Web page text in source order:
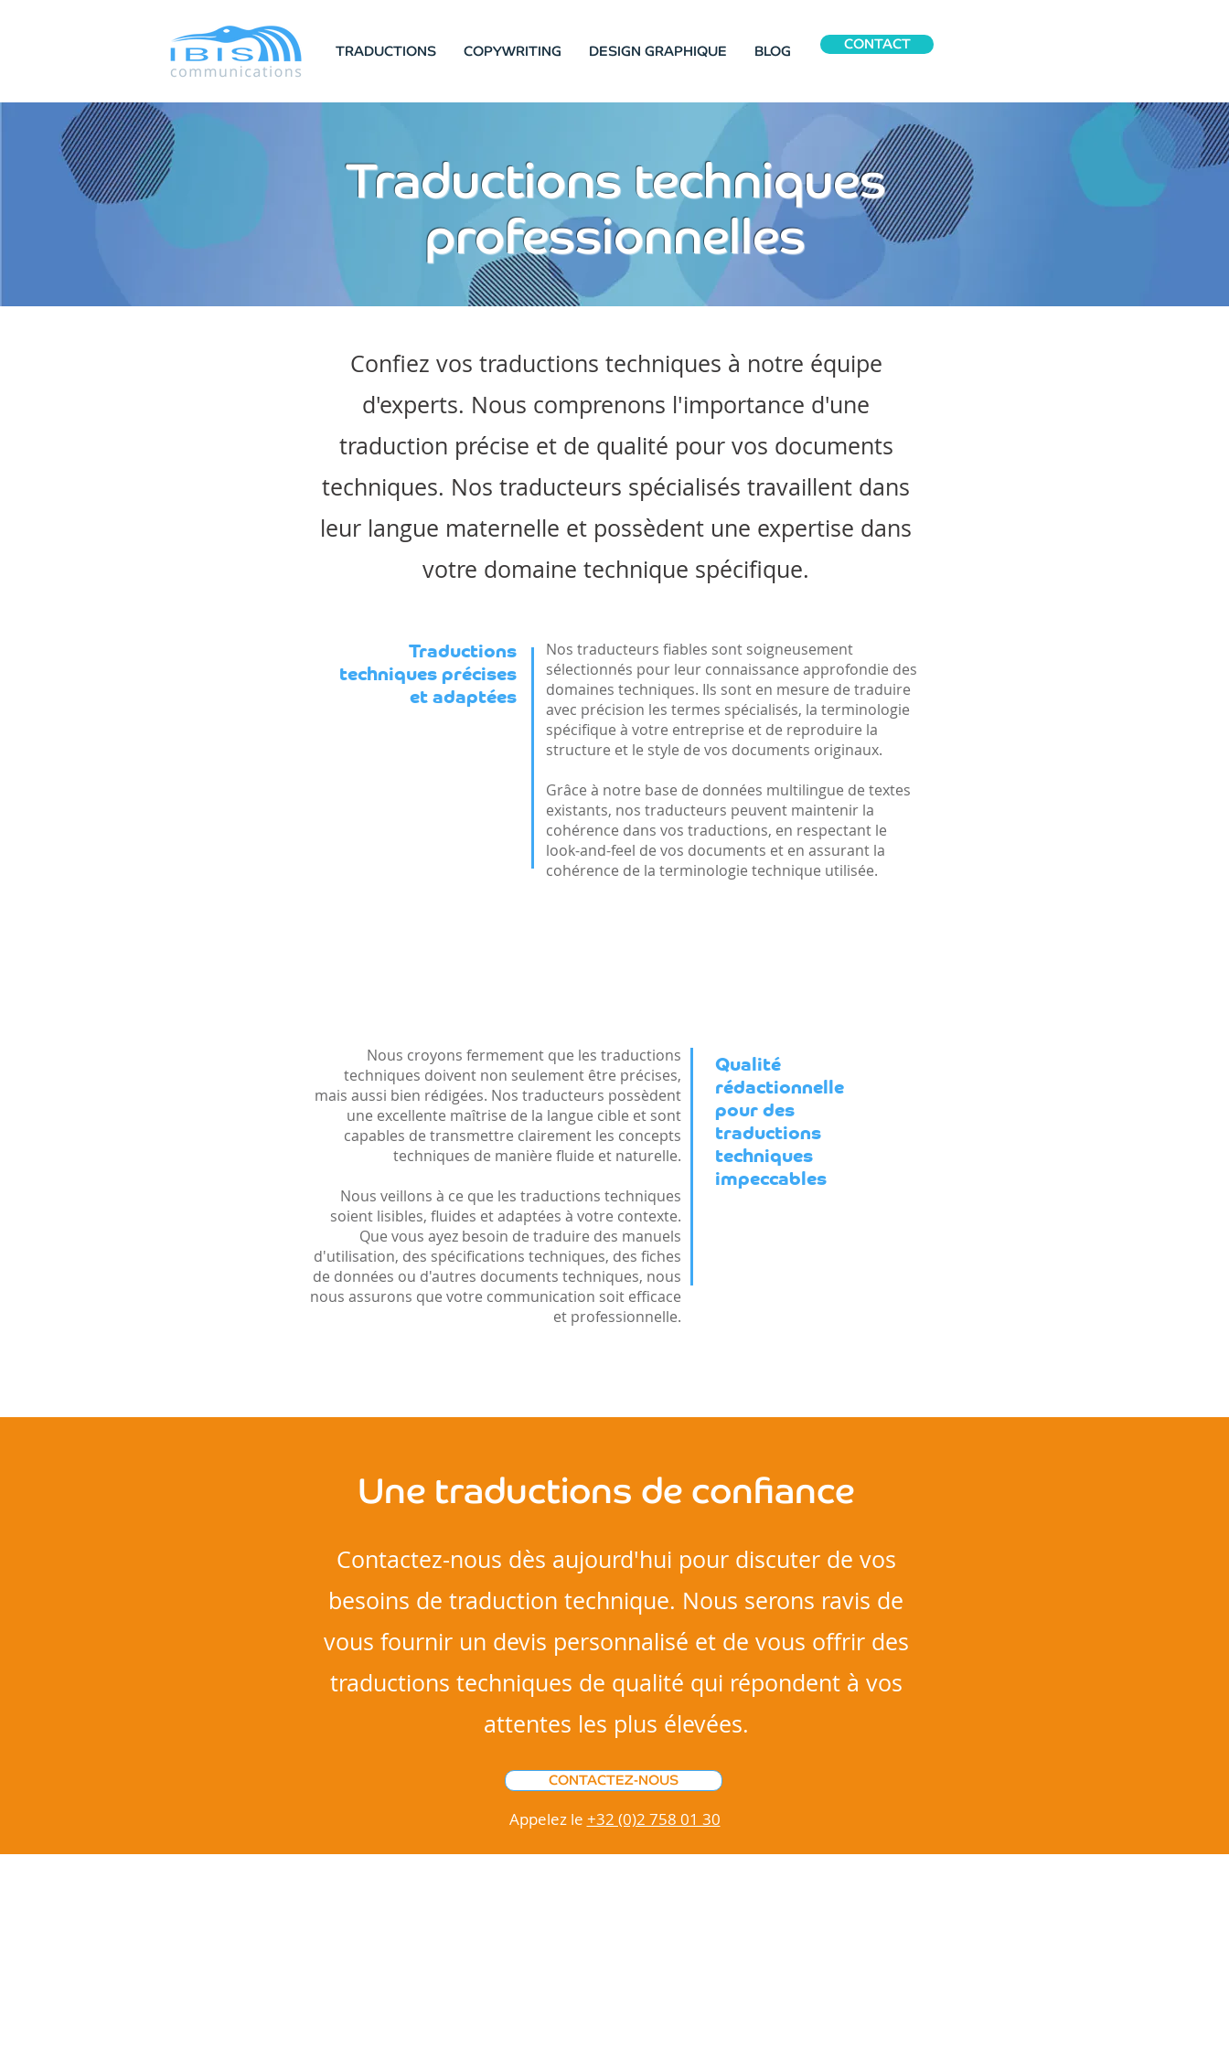
TRADUCTIONS COPYWRITING DESIGN GRAPHIQUE BLOG CONTACT
Traductions techniques
professionnelles
Confiez vos traductions techniques à notre équipe
d'experts. Nous comprenons l'importance d'une
traduction précise et de qualité pour vos documents
techniques. Nos traducteurs spécialisés travaillent dans
leur langue maternelle et possèdent une expertise dans
votre domaine technique spécifique.
Traductions
techniques précises
et adaptées
Nos traducteurs fiables sont soigneusement
sélectionnés pour leur connaissance approfondie des
domaines techniques. Ils sont en mesure de traduire
avec précision les termes spécialisés, la terminologie
spécifique à votre entreprise et de reproduire la
structure et le style de vos documents originaux.
Grâce à notre base de données multilingue de textes
existants, nos traducteurs peuvent maintenir la
cohérence dans vos traductions, en respectant le
look-and-feel de vos documents et en assurant la
cohérence de la terminologie technique utilisée.
Nous croyons fermement que les traductions
techniques doivent non seulement être précises,
mais aussi bien rédigées. Nos traducteurs possèdent
une excellente maîtrise de la langue cible et sont
capables de transmettre clairement les concepts
techniques de manière fluide et naturelle.
Nous veillons à ce que les traductions techniques
soient lisibles, fluides et adaptées à votre contexte.
Que vous ayez besoin de traduire des manuels
d'utilisation, des spécifications techniques, des fiches
de données ou d'autres documents techniques, nous
nous assurons que votre communication soit efficace
et professionnelle.
Qualité
rédactionnelle
pour des
traductions
techniques
impeccables
Une traductions de confiance
Contactez-nous dès aujourd'hui pour discuter de vos
besoins de traduction technique. Nous serons ravis de
vous fournir un devis personnalisé et de vous offrir des
traductions techniques de qualité qui répondent à vos
attentes les plus élevées.
CONTACTEZ-NOUS
Appelez le +32 (0)2 758 01 30